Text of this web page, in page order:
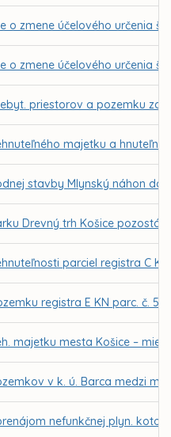
o zmene účelového určenia
o zmene účelového určenia
priestorov a pozemku za
majetku a
stavby Mlynský náhon do
Drevný trh Košice
parciel registra C
registra E KN parc. č.
majetku mesta Košice –
v k. ú. Barca medzi
nefunkčnej plyn.